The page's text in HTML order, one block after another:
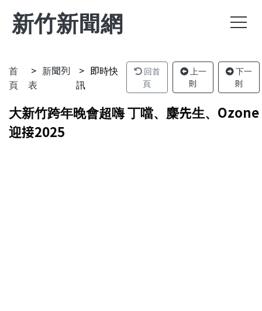
新竹新聞網
首
頁
新聞列
表
即時快
訊
回首
頁
上一
則
下一
則
大新竹跨年晚會超嗨 丁噹、麋先生、Ozone
迎接2025